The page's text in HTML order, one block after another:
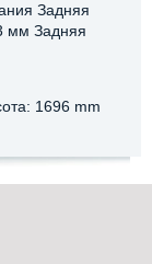
Задняя
мм Задняя
1696 mm